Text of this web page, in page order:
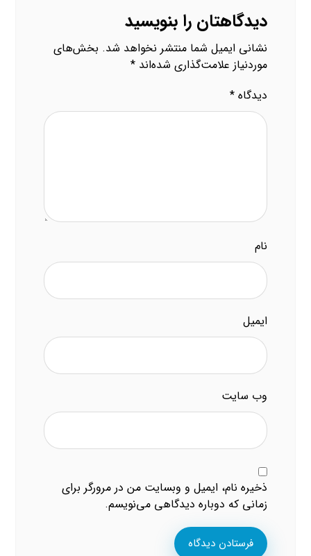
دیدگاهتان را بنویسید
نشانی ایمیل شما منتشر نخواهد شد. بخش‌های
موردنیاز علامت‌گذاری شده‌اند*
دیدگاه*
نام
ایمیل
وب‌ سایت
ذخیره نام، ایمیل و وبسایت من در مرورگر برای
زمانی که دوباره دیدگاهی می‌نویسم.
فرستادن دیدگاه